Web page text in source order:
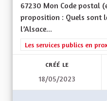
67230 Mon Code postal
proposition : Quels sont
l’Alsace...
Filtrer les résultats de la
Les services publics en
CRÉÉ LE
18/05/2023